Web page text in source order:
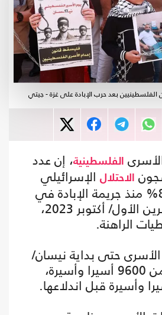
الفلسطينيين بعد حرب الإبادة على غزة - جيتي
الفلسطينية، إن عدد
الاحتلال الإسرائيلي
ارتفعت بنسبة 83% منذ جريمة الإبادة في
قطاع غزة في تشرين الأول/ أكتوبر 2023،
الراهنة.
حتى بداية نيسان/
أبريل 2026 أكثر من 9600 أسيرا وأسيرة،